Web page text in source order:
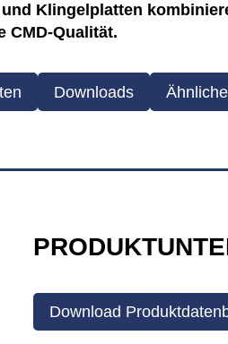
Klingelplatten
CMD-Qualität.
Downloads
Download